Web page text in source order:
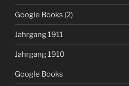
Google Books (2)
Jahrgang 1911
Jahrgang 1910
Google Books